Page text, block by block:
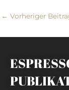
← Vorheriger